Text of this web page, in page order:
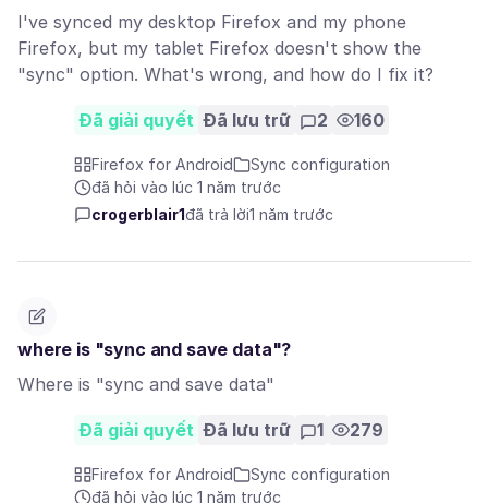
I've synced my desktop Firefox and my phone
Firefox, but my tablet Firefox doesn't show the
"sync" option. What's wrong, and how do I fix it?
Đã giải quyết Đã lưu trữ 2 160
Firefox for Android
Sync configuration
đã hỏi vào lúc 1 năm trước
crogerblair1đã trả lời1 năm trước
where is "sync and save data"?
Where is "sync and save data"
Đã giải quyết Đã lưu trữ 1 279
Firefox for Android
Sync configuration
đã hỏi vào lúc 1 năm trước